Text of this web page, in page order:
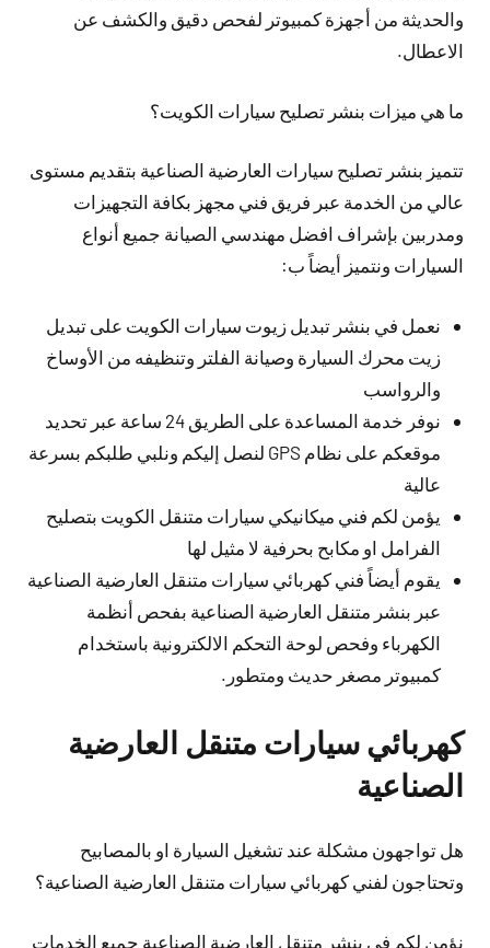
والحديثة من أجهزة كمبيوتر لفحص دقيق والكشف عن
الاعطال.
ما هي ميزات بنشر تصليح سيارات الكويت؟
تتميز بنشر تصليح سيارات العارضية الصناعية بتقديم مستوى
عالي من الخدمة عبر فريق فني مجهز بكافة التجهيزات
ومدربين بإشراف افضل مهندسي الصيانة جميع أنواع
السيارات ونتميز أيضاً ب:
نعمل في بنشر تبديل زيوت سيارات الكويت على تبديل
زيت محرك السيارة وصيانة الفلتر وتنظيفه من الأوساخ
والرواسب
نوفر خدمة المساعدة على الطريق 24 ساعة عبر تحديد
موقعكم على نظام GPS لنصل إليكم ونلبي طلبكم بسرعة
عالية
يؤمن لكم فني ميكانيكي سيارات متنقل الكويت بتصليح
الفرامل او مكابح بحرفية لا مثيل لها
يقوم أيضاً فني كهربائي سيارات متنقل العارضية الصناعية
عبر بنشر متنقل العارضية الصناعية بفحص أنظمة
الكهرباء وفحص لوحة التحكم الالكترونية باستخدام
كمبيوتر مصغر حديث ومتطور.
كهربائي سيارات متنقل العارضية
الصناعية
هل تواجهون مشكلة عند تشغيل السيارة او بالمصابيح
وتحتاجون لفني كهربائي سيارات متنقل العارضية الصناعية؟
نؤمن لكم في بنشر متنقل العارضية الصناعية جميع الخدمات